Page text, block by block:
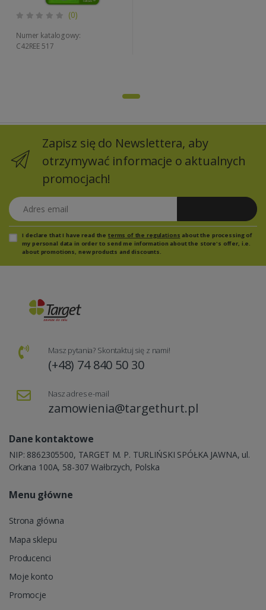
(0)
Numer katalogowy:
C42REE 517
Zapisz się do Newslettera, aby
otrzymywać informacje o aktualnych
promocjach!
Adres email
I declare that I have read the terms of the regulations about the processing of
my personal data in order to send me information about the store's offer, i.e.
about promotions, new products and discounts.
Masz pytania? Skontaktuj się z nami!
(+48) 74 840 50 30
Nasz adres e-mail
zamowienia@targethurt.pl
Dane kontaktowe
NIP: 8862305500, TARGET M. P. TURLIŃSKI SPÓŁKA JAWNA, ul.
Orkana 100A, 58-307 Wałbrzych, Polska
Menu główne
Strona główna
Mapa sklepu
Producenci
Moje konto
Promocje